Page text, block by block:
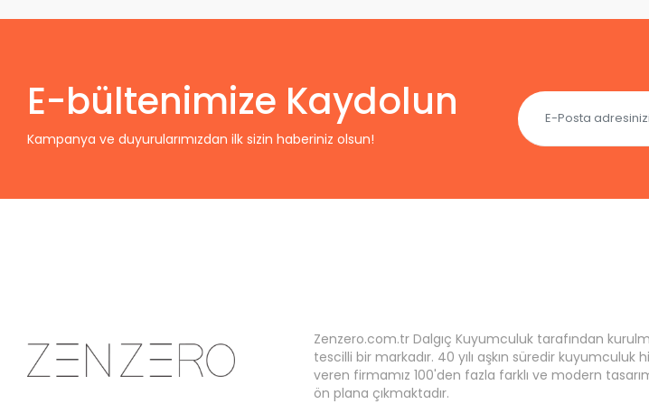
E-bültenimize Kaydolun
Kampanya ve duyurularımızdan ilk sizin haberiniz olsun!
Zenzero.com.tr Dalgıç Kuyumculuk tarafından
tescilli bir markadır. 40 yılı aşkın süredir kuyumculuk
veren firmamız 100'den fazla farklı ve modern
ön plana çıkmaktadır.